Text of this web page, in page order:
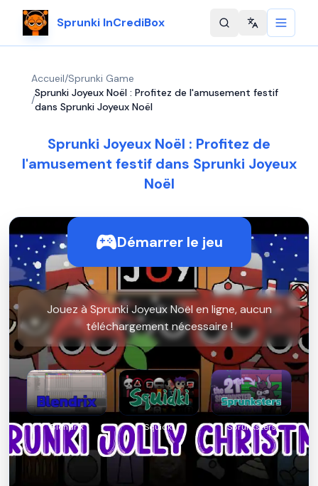
Sprunki InCrediBox Change
Accueil/Sprunki Game
/
Sprunki Joyeux Noël : Profitez de l'amusement festif
dans Sprunki Joyeux Noël
Sprunki Joyeux Noël : Profitez de
l'amusement festif dans Sprunki Joyeux
Noël
Démarrer le jeu
Jouez à Sprunki Joyeux Noël en ligne, aucun
téléchargement nécessaire !
Blendrix Squidki Sprunksters